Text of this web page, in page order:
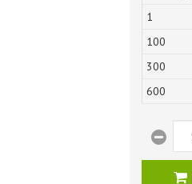
1
100
300
600